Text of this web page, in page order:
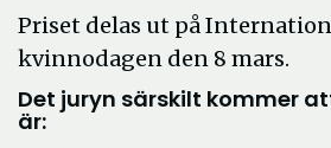
Priset delas ut på
kvinnodagen den 8 mars.
Det juryn särskilt kommer
är: